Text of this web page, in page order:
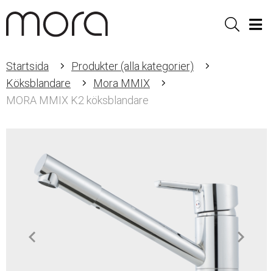
Sök
Startsida
Produkter (alla kategorier)
Köksblandare
Mora MMIX
MORA MMIX K2 köksblandare